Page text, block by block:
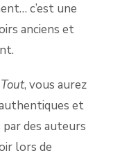
c’est une
anciens et
, vous aurez
et
des auteurs
lors de